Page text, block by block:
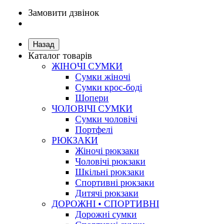
Замовити дзвінок
Назад
Каталог товарів
ЖІНОЧІ СУМКИ
Сумки жіночі
Сумки крос-боді
Шопери
ЧОЛОВІЧІ СУМКИ
Сумки чоловічі
Портфелі
РЮКЗАКИ
Жіночі рюкзаки
Чоловічі рюкзаки
Шкільні рюкзаки
Спортивні рюкзаки
Дитячі рюкзаки
ДОРОЖНІ • СПОРТИВНІ
Дорожні сумки